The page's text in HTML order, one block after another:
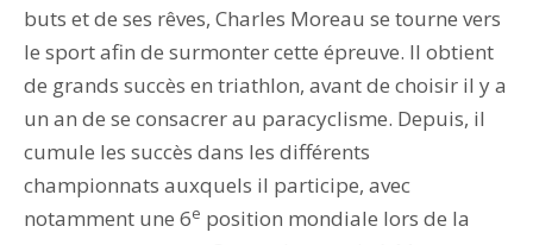
buts et de ses rêves, Charles Moreau se tourne vers
le sport afin de surmonter cette épreuve. Il obtient
de grands succès en triathlon, avant de choisir il y a
un an de se consacrer au paracyclisme. Depuis, il
cumule les succès dans les différents
championnats auxquels il participe, avec
notamment une 6e position mondiale lors de la